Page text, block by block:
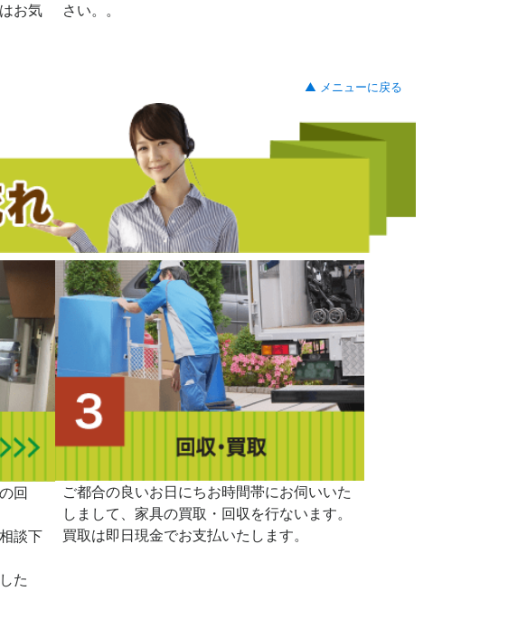
お気
さい。。
▲ メニューに戻る
回
談下
た
ご都合の良いお日にちお時間帯にお伺いいた
しまして、家具の買取・回収を行ないます。
買取は即日現金でお支払いたします。